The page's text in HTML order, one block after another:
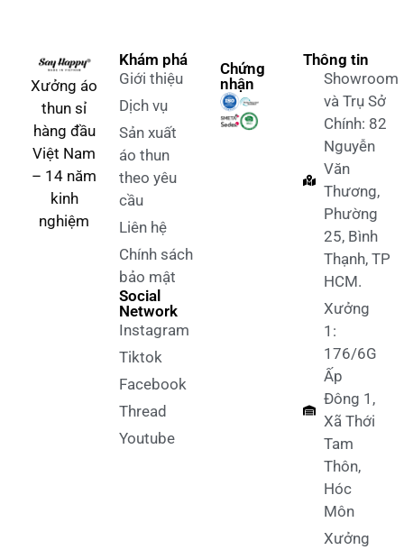
Xưởng áo
thun sỉ
hàng đầu
Việt Nam
– 14 năm
kinh
nghiệm
Khám phá
Giới thiệu
Dịch vụ
Sản xuất
áo thun
theo yêu
cầu
Liên hệ
Chính sách
bảo mật
Social
Network
Instagram
Tiktok
Facebook
Thread
Youtube
Chứng
nhận
Thông tin
Showroom
và Trụ Sở
Chính: 82
Nguyễn
Văn
Thương,
Phường
25, Bình
Thạnh, TP
HCM.
Xưởng
1:
176/6G
Ấp
Đông 1,
Xã Thới
Tam
Thôn,
Hóc
Môn
Xưởng